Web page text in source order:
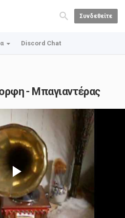
Συνδεθείτε
Discord Chat
- Μπαγιαντέρας
Play